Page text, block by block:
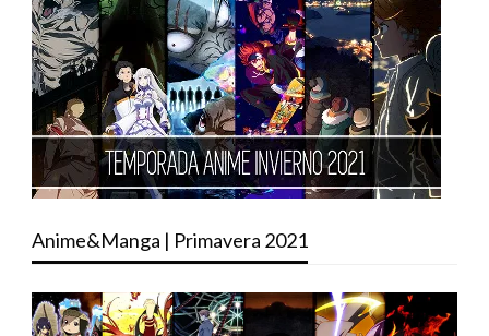
Anime&Manga | Primavera 2021